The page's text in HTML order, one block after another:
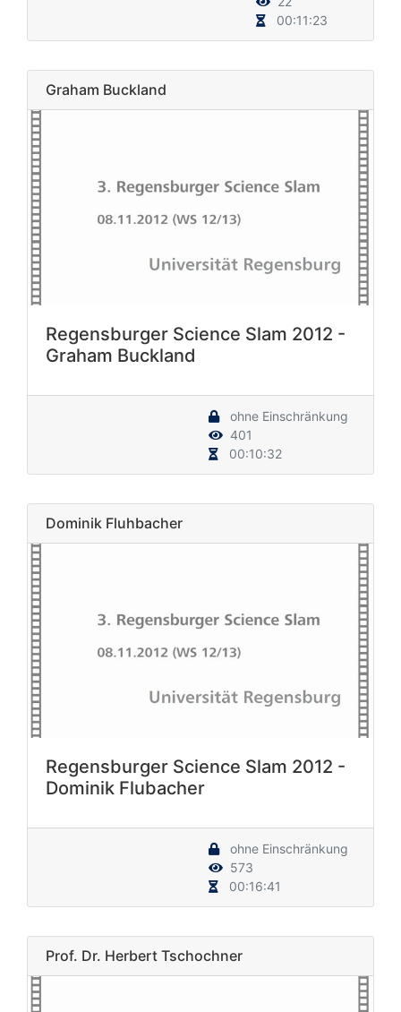
00:11:23
Graham Buckland
Regensburger Science Slam 2012 -
Graham Buckland
ohne Einschränkung
401
00:10:32
Dominik Fluhbacher
Regensburger Science Slam 2012 -
Dominik Flubacher
ohne Einschränkung
573
00:16:41
Prof. Dr. Herbert Tschochner